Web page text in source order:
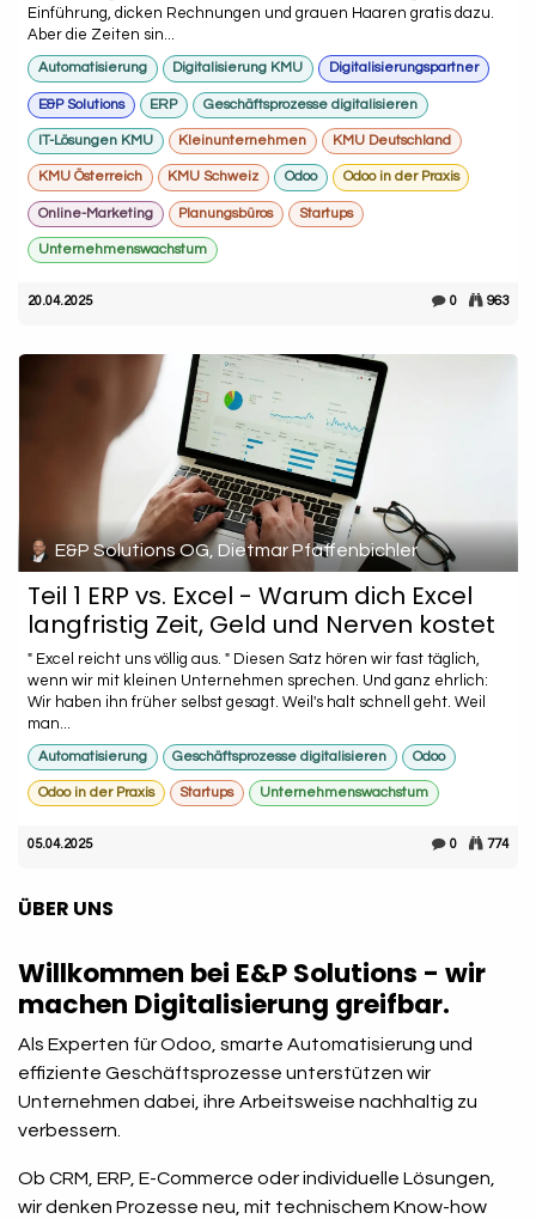
Einführung, dicken Rechnungen und grauen Haaren gratis dazu.
Aber die Zeiten sin...
Automatisierung Digitalisierung KMU Digitalisierungspartner
E&P Solutions ERP Geschäftsprozesse digitalisieren
IT-Lösungen KMU Kleinunternehmen KMU Deutschland
KMU Österreich KMU Schweiz Odoo Odoo in der Praxis
Online-Marketing Planungsbüros Startups
Unternehmenswachstum
20.04.2025 0 963
E&P Solutions OG, Dietmar Pfaffenbichler
Teil 1 ERP vs. Excel - Warum dich Excel
langfristig Zeit, Geld und Nerven kostet
" Excel reicht uns völlig aus. " Diesen Satz hören wir fast täglich,
wenn wir mit kleinen Unternehmen sprechen. Und ganz ehrlich:
Wir haben ihn früher selbst gesagt. Weil's halt schnell geht. Weil
man...
Automatisierung Geschäftsprozesse digitalisieren Odoo
Odoo in der Praxis Startups Unternehmenswachstum
05.04.2025 0 774
ÜBER UNS
Willkommen bei E&P Solutions - wir
machen Digitalisierung greifbar.
Als Experten für Odoo, smarte Automatisierung und
effiziente Geschäftsprozesse unterstützen wir
Unternehmen dabei, ihre Arbeitsweise nachhaltig zu
verbessern.
Ob CRM, ERP, E-Commerce oder individuelle Lösungen,
wir denken Prozesse neu, mit technischem Know-how